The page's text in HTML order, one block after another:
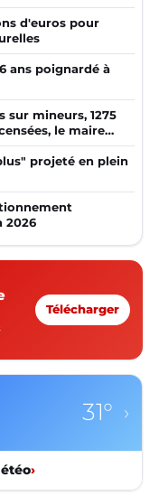
d'euros pour
ans poignardé à
sur mineurs, 1275
le maire
projeté en plein
2026
Télécharger
31° ›
›